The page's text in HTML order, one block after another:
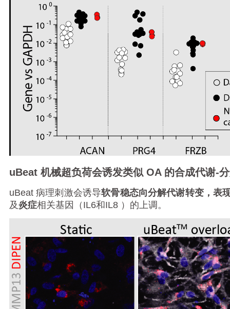
uBeat 机械超负荷会诱发类似 OA 的合成代谢-
uBeat病理刺激会诱导软骨稳态向分解代谢转变，表
及炎症相关基因（ IL6和IL8 ）的上调 。